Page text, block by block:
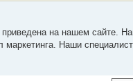
на нашем сайте.
Наши